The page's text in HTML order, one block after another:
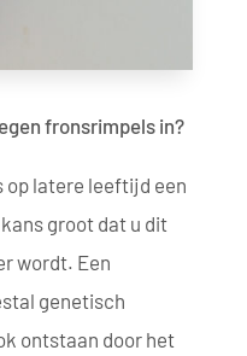
fronsrimpels in?
op latere leeftijd een
groot dat u dit
wordt. Een
genetisch
ontstaan door het